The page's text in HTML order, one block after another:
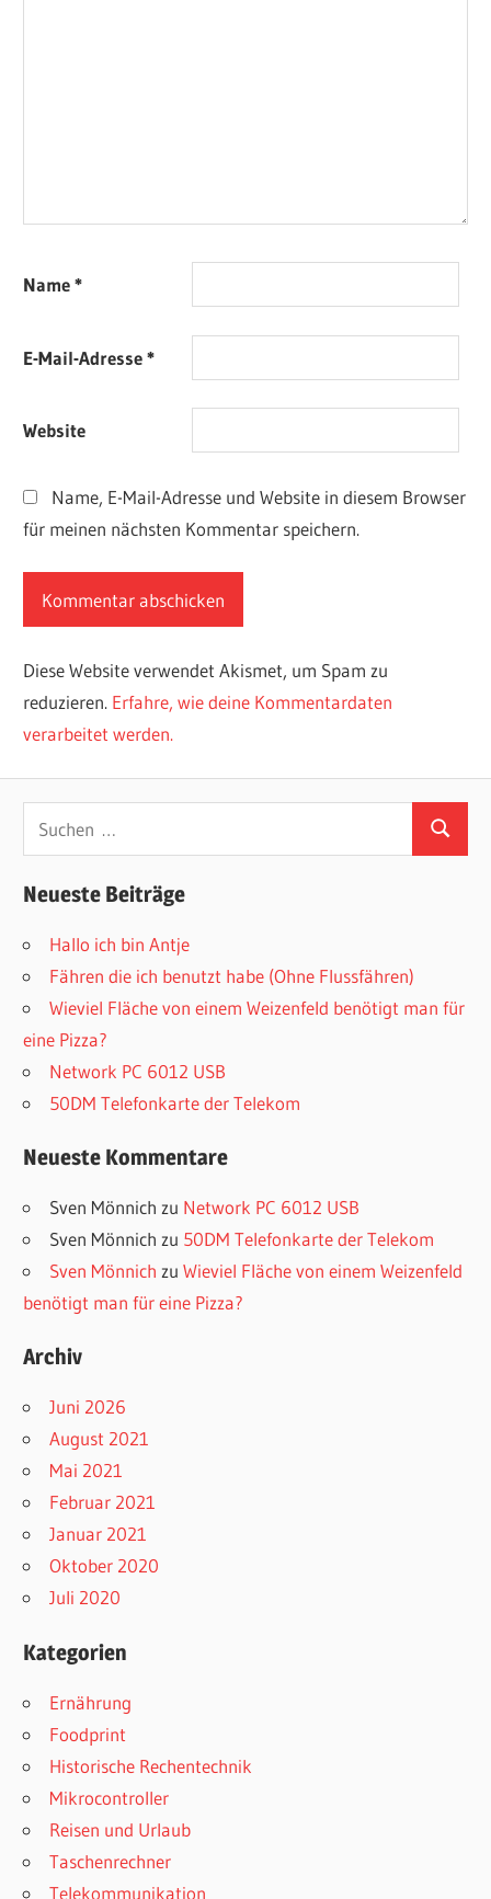
Name*
E-Mail-Adresse*
Website
Name, E-Mail-Adresse und Website in diesem Browser
für meinen nächsten Kommentar speichern.
Diese Website verwendet Akismet, um Spam zu
reduzieren. Erfahre, wie deine Kommentardaten
verarbeitet werden.
Suchen
Neueste Beiträge
Hallo ich bin Antje
Fähren die ich benutzt habe (Ohne Flussfähren)
Wieviel Fläche von einem Weizenfeld benötigt man für
eine Pizza?
Network PC 6012 USB
50DM Telefonkarte der Telekom
Neueste Kommentare
Sven Mönnich zu Network PC 6012 USB
Sven Mönnich zu 50DM Telefonkarte der Telekom
Sven Mönnich zuWieviel Fläche von einem Weizenfeld
benötigt man für eine Pizza?
Archiv
Juni 2026
August 2021
Mai 2021
Februar 2021
Januar 2021
Oktober 2020
Juli 2020
Kategorien
Ernährung
Foodprint
Historische Rechentechnik
Mikrocontroller
Reisen und Urlaub
Taschenrechner
Telekommunikation